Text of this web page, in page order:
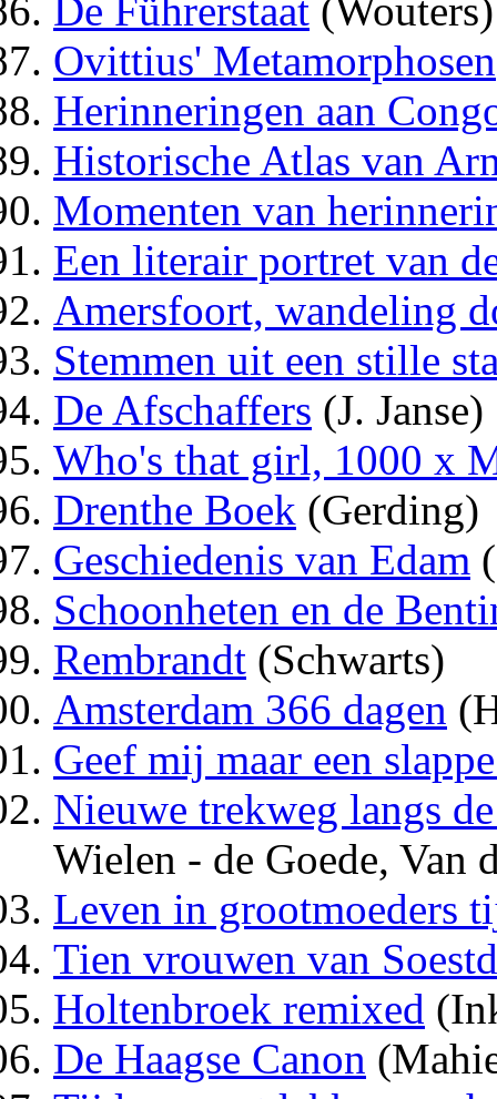
De Führerstaat (Wouters)
Ovittius' Metamorphosen
Herinneringen aan
Historische Atlas van
Momenten van
Een literair portret van
Amersfoort, wandeling
Stemmen uit een stille
De Afschaffers (J. Janse)
Who's that girl, 1000 x
Drenthe Boek (Gerding)
Geschiedenis van Edam
Schoonheten en de
Rembrandt (Schwarts)
Amsterdam 366 dagen
Geef mij maar een
Nieuwe trekweg langs
Wielen - de Goede, Van
Leven in grootmoeders
Tien vrouwen van
Holtenbroek remixed
De Haagse Canon